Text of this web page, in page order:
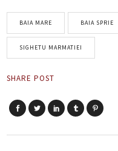
BAIA MARE BAIA SPRIE
SIGHETU MARMATIEI
SHARE POST